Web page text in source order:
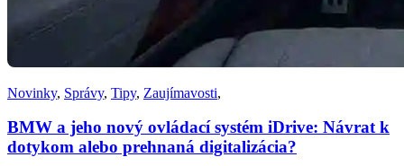
Novinky, Správy, Tipy, Zaujímavosti,
BMW a jeho nový ovládací systém iDrive: Návrat k
dotykom alebo prehnaná digitalizácia?